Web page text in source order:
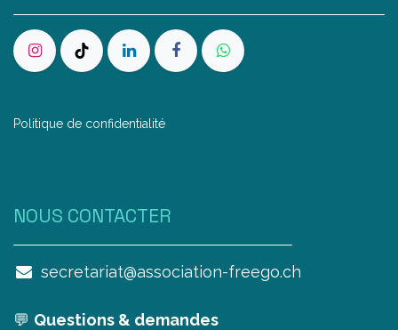
Politique de confidentialité
NOUS CONTAC​TER
secretariat@association-freego.ch
💬 Questions & demandes